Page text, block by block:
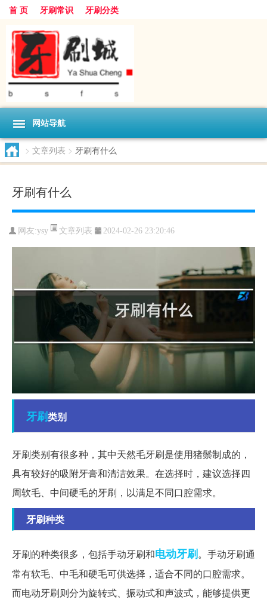
首 页 牙刷常识 牙刷分类
网站导航
> 文章列表 > 牙刷有什么
牙刷有什么
网友:ysy 文章列表 2024-02-26 23:20:46
牙刷类别
牙刷类别有很多种，其中天然毛牙刷是使用猪鬃制成的，
具有较好的吸附牙膏和清洁效果。在选择时，建议选择四
周软毛、中间硬毛的牙刷，以满足不同口腔需求。
牙刷种类
牙刷的种类很多，包括手动牙刷和电动牙刷。手动牙刷通
常有软毛、中毛和硬毛可供选择，适合不同的口腔需求。
而电动牙刷则分为旋转式、振动式和声波式，能够提供更